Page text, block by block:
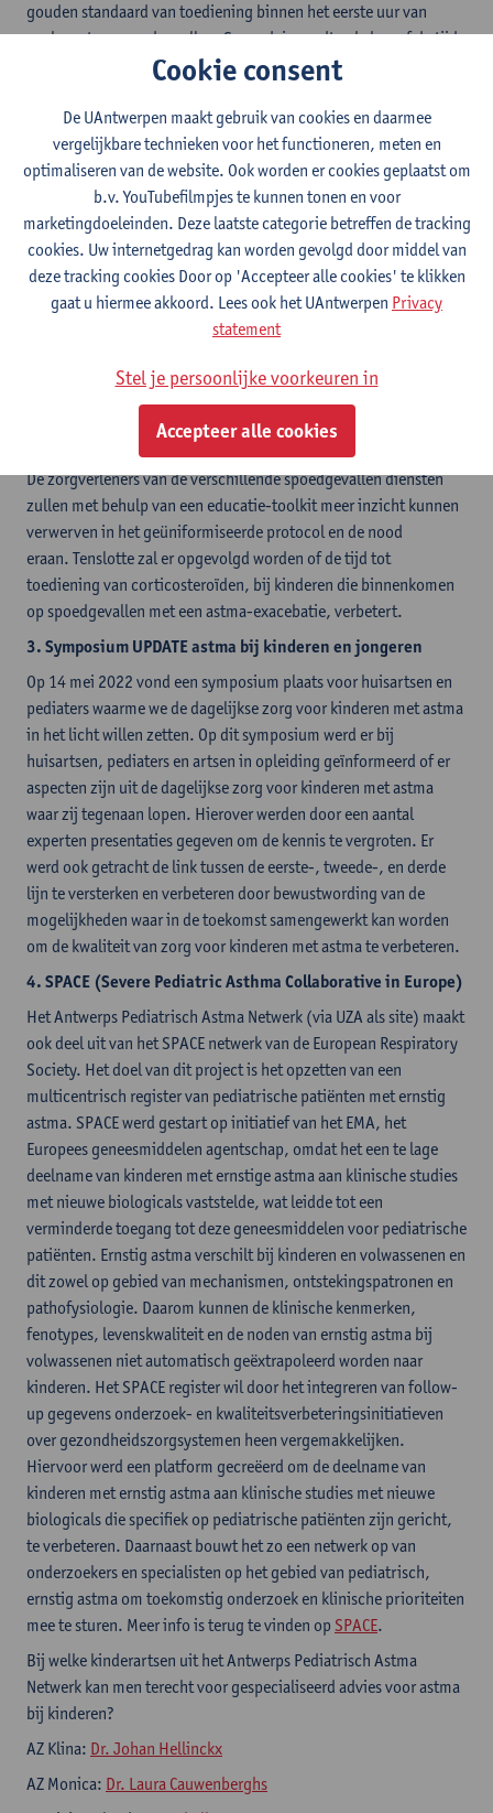
gouden standaard van toediening binnen het eerste uur van
aankomst op spoedgevallen. Secundair wordt gekeken of de tijd
tot toediening in correlatie staat met de duur van
aan transfer naar de intensieve zorgafdeling en
hospitalisatieduur.
2. The Antwerp Pediatric Asthma Network quality
improvement program on inpatient care in children with
asthma: A prospective multi-center study on the effect of
education of healthcare workers at the emergency
department on the timely administration of systemic
steroids in children with moderate-to-severe asthma
Deze studie is een kwaliteitsbevorderingsproject dat een
geüniformeerd protocol zal ontwikkelen aan de hand van de
literatuur, alsook door een expertengroep, dat geïmplementeerd
zal worden in de verschillende ziekenhuizen van het netwerk.
De zorgverleners van de verschillende spoedgevallen diensten
zullen met behulp van een educatie-toolkit meer inzicht kunnen
verwerven in het geüniformiseerde protocol en de nood
eraan. Tenslotte zal er opgevolgd worden of de tijd tot
toediening van corticosteroïden, bij kinderen die binnenkomen
op spoedgevallen met een astma-exacebatie, verbetert.
3. Symposium UPDATE astma bij kinderen en jongeren
Op 14 mei 2022 vond een symposium plaats voor huisartsen en
pediaters waarme we de dagelijkse zorg voor kinderen met astma
in het licht willen zetten. Op dit symposium werd er bij
huisartsen, pediaters en artsen in opleiding geïnformeerd of er
aspecten zijn uit de dagelijkse zorg voor kinderen met astma
waar zij tegenaan lopen. Hierover werden door een aantal
experten presentaties gegeven om de kennis te vergroten. Er
werd ook getracht de link tussen de eerste-, tweede-, en derde
lijn te versterken en verbeteren door bewustwording van de
mogelijkheden waar in de toekomst samengewerkt kan worden
om de kwaliteit van zorg voor kinderen met astma te verbeteren.
4. SPACE (Severe Pediatric Asthma Collaborative in Europe)
Het Antwerps Pediatrisch Astma Netwerk (via UZA als site) maakt
ook deel uit van het SPACE netwerk van de European Respiratory
Society. Het doel van dit project is het opzetten van een
multicentrisch register van pediatrische patiënten met ernstig
astma. SPACE werd gestart op initiatief van het EMA, het
Europees geneesmiddelen agentschap, omdat het een te lage
deelname van kinderen met ernstige astma aan klinische studies
met nieuwe biologicals vaststelde, wat leidde tot een
verminderde toegang tot deze geneesmiddelen voor pediatrische
patiënten. Ernstig astma verschilt bij kinderen en volwassenen en
dit zowel op gebied van mechanismen, ontstekingspatronen en
pathofysiologie. Daarom kunnen de klinische kenmerken,
fenotypes, levenskwaliteit en de noden van ernstig astma bij
volwassenen niet automatisch geëxtrapoleerd worden naar
kinderen. Het SPACE register wil door het integreren van follow-
up gegevens onderzoek- en kwaliteitsverbeteringsinitiatieven
over gezondheidszorgsystemen heen vergemakkelijken.
Hiervoor werd een platform gecreëerd om de deelname van
kinderen met ernstig astma aan klinische studies met nieuwe
biologicals die specifiek op pediatrische patiënten zijn gericht,
te verbeteren. Daarnaast bouwt het zo een netwerk op van
onderzoekers en specialisten op het gebied van pediatrisch,
ernstig astma om toekomstig onderzoek en klinische prioriteiten
mee te sturen. Meer info is terug te vinden op SPACE.
Bij welke kinderartsen uit het Antwerps Pediatrisch Astma
Netwerk kan men terecht voor gespecialiseerd advies voor astma
bij kinderen?
AZ Klina: Dr. Johan Hellinckx
AZ Monica: Dr. Laura Cauwenberghs
Cookie consent
De UAntwerpen maakt gebruik van cookies en daarmee
vergelijkbare technieken voor het functioneren, meten en
optimaliseren van de website. Ook worden er cookies geplaatst om
b.v. YouTubefilmpjes te kunnen tonen en voor
marketingdoeleinden. Deze laatste categorie betreffen de tracking
cookies. Uw internetgedrag kan worden gevolgd door middel van
deze tracking cookies Door op 'Accepteer alle cookies' te klikken
gaat u hiermee akkoord. Lees ook het UAntwerpen Privacy
statement
Stel je persoonlijke voorkeuren in
Accepteer alle cookies